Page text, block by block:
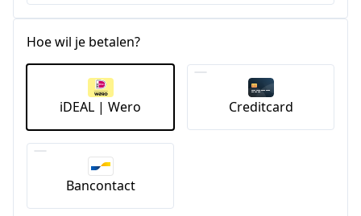
Hoe wil je betalen?
iDEAL | Wero Creditcard
Bancontact